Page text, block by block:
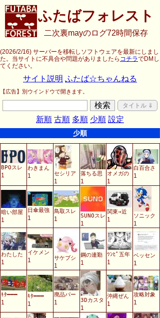
ふたばフォレスト
二次裏mayのログ72時間保存
(2026/2/16) サーバーを移転しソフトウェアを最新にしまし
た。当サイトに不具合や問題がありましたら コチラでDMし
てください。
サイト説明 ふたば☆ちゃんねる
【広告】別ウインドウで開きます。
検索 タイトル ⇓
新順 古順 多順 少順 設定
少順
BPOスレ
1
わきまん
1 セシリア
1
落ちる思
1
オメガの
1
白百合さ
1
暗い部屋
1
日傘最強
1
鳥取スレ
1 SUNOスレ
1
関東→近
1
ソニック
1
わたした
1
イケメン
1 サケブシ
1
鋼の連勤
1
ﾜﾝﾋﾟ五年
1
ベッセン
1
ｷﾀ━━━
1
ｷﾀ━━━
1
廃品パー
1 3Dカスタ
1
沖縄ぜん
1
攻略対象
1